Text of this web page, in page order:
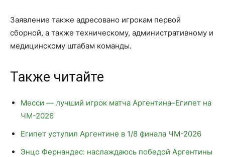
Заявление также адресовано игрокам первой
сборной, а также техническому, административному и
медицинскому штабам команды.
Также читайте
Месси — лучший игрок матча Аргентина–Египет на
ЧМ-2026
Египет уступил Аргентине в 1/8 финала ЧМ-2026
Энцо Фернандес: наслаждаюсь победой Аргентины